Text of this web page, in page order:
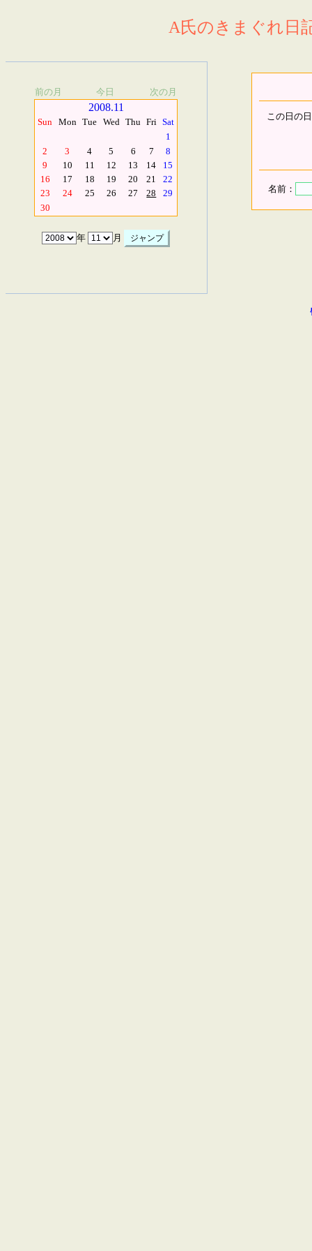
A氏のきまぐれ日
前の月 今日 次の月
2008.11
Sun Mon Tue Wed Thu Fri Sat
1
2
3 4 5 6 7
8
9
10 11 12 13 14
15
16
17 18 19 20 21
22
23
24 25 26 27 28
29
30
年 月
この日の
名前：